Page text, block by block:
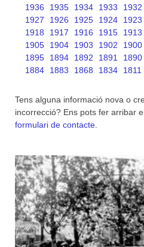
1936
1935 1934 1933 1932
1927
1926 1925 1924 1923
1918
1917 1916 1915 1913
1905
1904 1903 1902 1900
1895
1894 1892 1891 1890
1884
1883 1868 1834 1811
Tens alguna informació nova o
incorrecció? Ens pots fer arribar
formulari de contacte